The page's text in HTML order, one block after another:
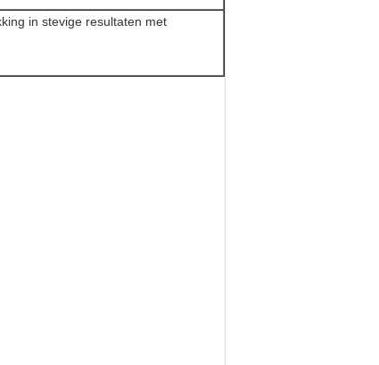
in stevige resultaten met